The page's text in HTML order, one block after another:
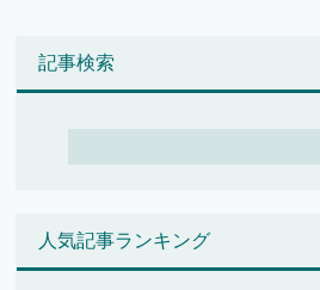
記事検索
人気記事ランキング